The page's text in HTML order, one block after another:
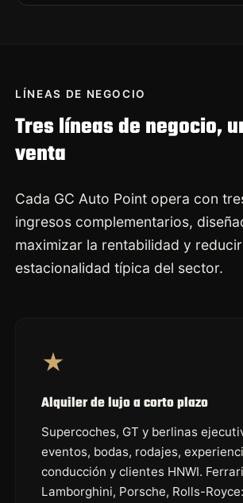
LÍNEAS DE NEGOCIO
Tres líneas de negocio,
venta
Cada GC Auto Point opera con
ingresos complementarios,
maximizar la rentabilidad y
estacionalidad típica del sector.
★
Alquiler de lujo a corto plazo
Supercoches, GT y berlinas
eventos, bodas, rodajes,
conducción y clientes HNWI.
Lamborghini, Porsche, Rolls-